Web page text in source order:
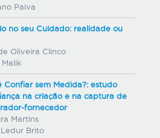
Paiva
no seu Cuidado: realidade ou
Oliveira Clinco
Confiar sem Medida?: estudo
na criação e na captura de
fornecedor
Martins
Brito